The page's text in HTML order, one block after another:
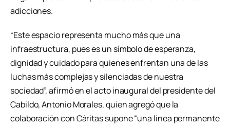
adicciones.
“Este espacio representa mucho más que una
infraestructura, pues es un símbolo de esperanza,
dignidad y cuidado para quienes enfrentan una de las
luchas más complejas y silenciadas de nuestra
sociedad”, afirmó en el acto inaugural del presidente del
Cabildo, Antonio Morales, quien agregó que la
colaboración con Cáritas supone “una línea permanente